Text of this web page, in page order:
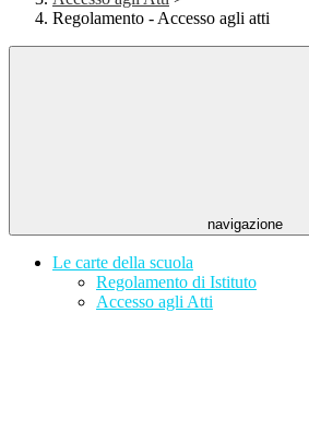
Regolamento - Accesso agli atti
navigazione
Le carte della scuola
Regolamento di Istituto
Accesso agli Atti